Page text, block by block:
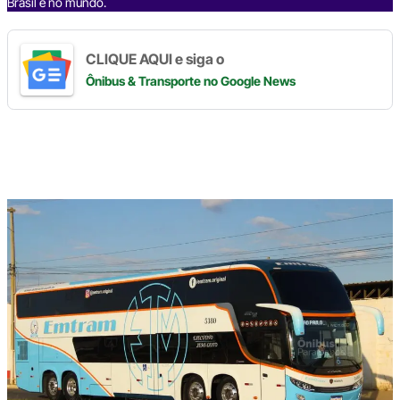
CLIQUE AQUI e siga o
Ônibus & Transporteno Google News
Digite
aqui
o
seu
e-
mail